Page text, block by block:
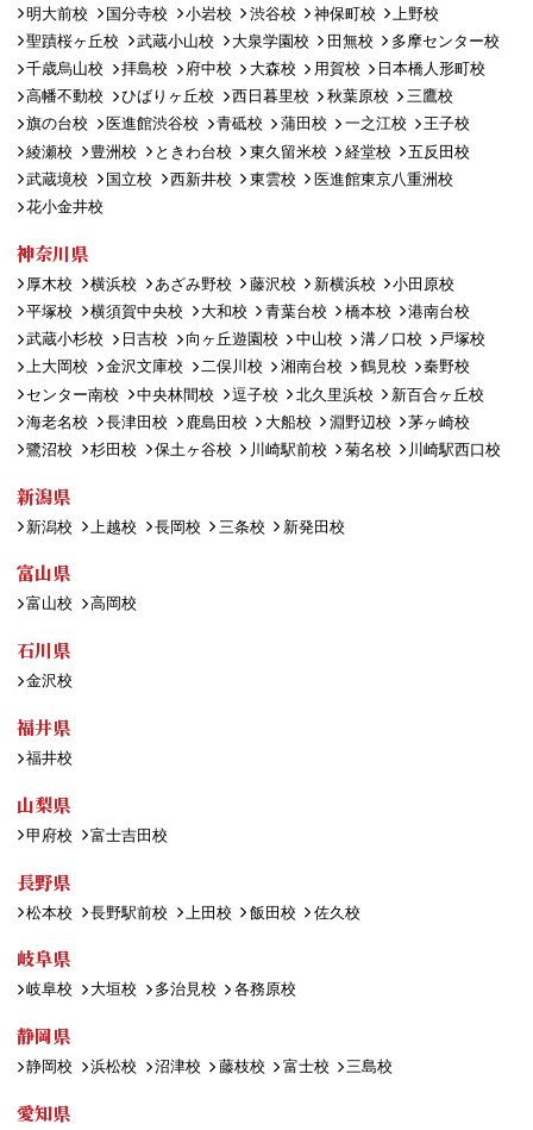
明大前校 国分寺校 小岩校 渋谷校 神保町校
上野校
聖蹟桜ヶ丘校
武蔵小山校 大泉学園校 田無校
多摩センター校
千歳烏山校
拝島校 府中校 大森校 用賀校
日本橋人形町校
高幡不動校
ひばりヶ丘校 西日暮里校 秋葉原校
三鷹校
旗の台校
医進館渋谷校 青砥校 蒲田校 一之江校
王子校
綾瀬校
豊洲校 ときわ台校 東久留米校 経堂校
五反田校
武蔵境校
国立校 西新井校 東雲校
医進館東京八重洲校
花小金井校
神奈川県
厚木校 横浜校 あざみ野校 藤沢校 新横浜校
小田原校
平塚校
横須賀中央校 大和校 青葉台校 橋本校
港南台校
武蔵小杉校
日吉校 向ヶ丘遊園校 中山校 溝ノ口校
戸塚校
上大岡校
金沢文庫校 二俣川校 湘南台校 鶴見校
秦野校
センター南校
中央林間校 逗子校 北久里浜校
新百合ヶ丘校
海老名校
長津田校 鹿島田校 大船校 淵野辺校
茅ヶ崎校
鷺沼校
杉田校 保土ヶ谷校 川崎駅前校 菊名校 川崎駅西口校
新潟県
新潟校 上越校 長岡校 三条校 新発田校
富山県
富山校 高岡校
石川県
金沢校
福井県
福井校
山梨県
甲府校 富士吉田校
長野県
松本校 長野駅前校 上田校 飯田校 佐久校
岐阜県
岐阜校 大垣校 多治見校 各務原校
静岡県
静岡校 浜松校 沼津校 藤枝校 富士校 三島校
愛知県